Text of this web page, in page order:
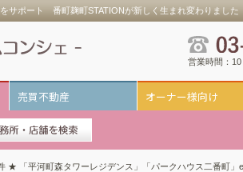
サポート 番町麹町STATIONが新しく生まれ変わりました
営業時間：10
売買不動産 オーナー様向け
★ 「平河町森タワーレジデンス」「パークハウス二番町」